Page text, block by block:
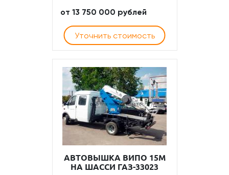
от 13 750 000 рублей
Уточнить стоимость
АВТОВЫШКА ВИПО 15М
НА ШАССИ ГАЗ-33023